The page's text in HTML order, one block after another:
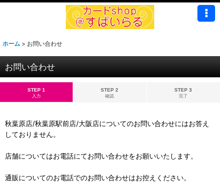
ホーム > お問い合わせ
お問い合わせ
STEP 1
入力
STEP 2
確認
STEP 3
完了
秋葉原店/秋葉原駅前店/大阪店についてのお問い合わせにはお答え
しておりません。
店舗についてはお電話にてお問い合わせをお願いいたします。
通販についてのお電話でのお問い合わせはお控えください。